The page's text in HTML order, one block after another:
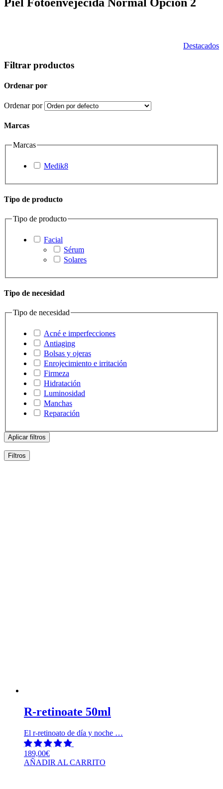
Destacados
Filtrar productos
Ordenar por
Ordenar por
Marcas
Marcas
Medik8
Tipo de producto
Tipo de producto
Facial
Sérum
Solares
Tipo de necesidad
Tipo de necesidad
Acné e imperfecciones
Antiaging
Bolsas y ojeras
Enrojecimiento e irritación
Firmeza
Hidratación
Luminosidad
Manchas
Reparación
Aplicar filtros
Filtros
R-retinoate 50ml
El r-retinoato de día y noche …
189,00€
AÑADIR AL CARRITO